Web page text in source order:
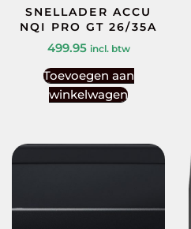
SNELLADER ACCU
NQI PRO GT 26/35A
499.95 incl. btw
Toevoegen aan
winkelwagen